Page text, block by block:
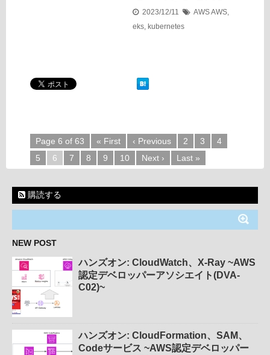
2023/12/11 AWSAWS,
eks, kubernetes
Page 6 of 63 « First ‹ Previous 2 3
4
5
6 7 8 9 10 Next › Last »
購読する
NEW POST
ハンズオン: CloudWatch、X-Ray ~AWS
認定デベロッパーアソシエイト(DVA-
C02)~
ハンズオン: CloudFormation、SAM、
Codeサービス ~AWS認定デベロッパー